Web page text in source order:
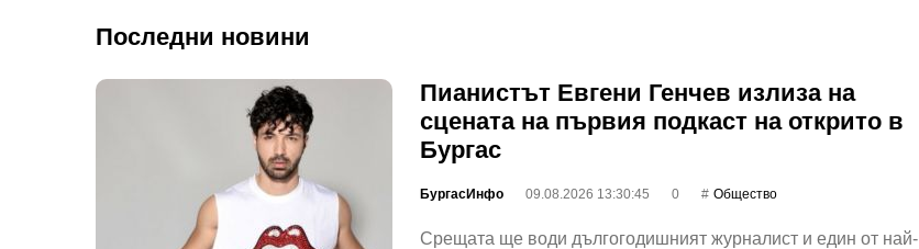
Последни новини
Пианистът Евгени Генчев излиза на
сцената на първия подкаст на открито в
Бургас
БургасИнфо 09.08.2026 13:30:45 0 Общество
Срещата ще води дългогодишният журналист и един от най-